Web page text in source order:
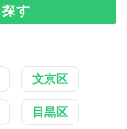
す
文京区
目黒区